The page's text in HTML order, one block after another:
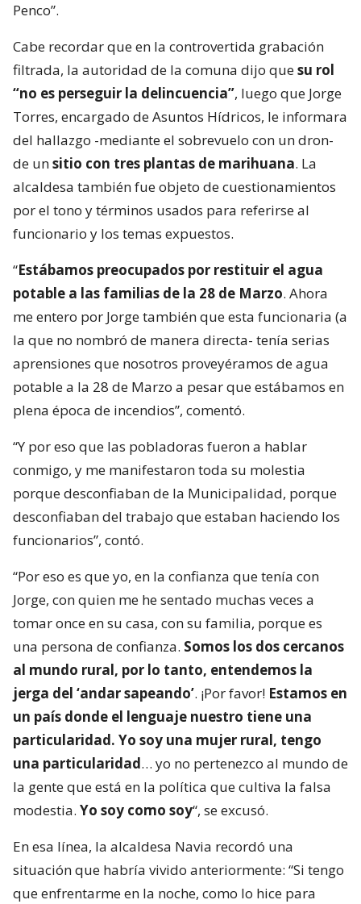
Penco”.
Cabe recordar que en la controvertida grabación
filtrada, la autoridad de la comuna dijo quesu rol
“no es perseguir la delincuencia”, luego que Jorge
Torres, encargado de Asuntos Hídricos, le informara
del hallazgo -mediante el sobrevuelo con un dron-
de unsitio con tres plantas de marihuana. La
alcaldesa también fue objeto de cuestionamientos
por el tono y términos usados para referirse al
funcionario y los temas expuestos.
“Estábamos preocupados por restituir el agua
potable a las familias de la 28 de Marzo. Ahora
me entero por Jorge también que esta funcionaria (a
la que no nombró de manera directa- tenía serias
aprensiones que nosotros proveyéramos de agua
potable a la 28 de Marzo a pesar que estábamos en
plena época de incendios”, comentó.
“Y por eso que las pobladoras fueron a hablar
conmigo, y me manifestaron toda su molestia
porque desconfiaban de la Municipalidad, porque
desconfiaban del trabajo que estaban haciendo los
funcionarios”, contó.
“Por eso es que yo, en la confianza que tenía con
Jorge, con quien me he sentado muchas veces a
tomar once en su casa, con su familia, porque es
una persona de confianza. Somos los dos cercanos
al mundo rural, por lo tanto, entendemos la
jerga del ‘andar sapeando’. ¡Por favor! Estamos en
un país donde el lenguaje nuestro tiene una
particularidad. Yo soy una mujer rural, tengo
una particularidad… yo no pertenezco al mundo de
la gente que está en la política que cultiva la falsa
modestia. Yo soy como soy“, se excusó.
En esa línea, la alcaldesa Navia recordó una
situación que habría vivido anteriormente: “Si tengo
que enfrentarme en la noche, como lo hice para